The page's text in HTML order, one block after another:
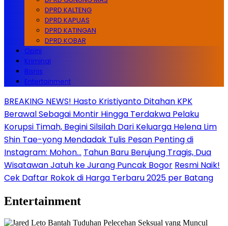
DPRD KALTENG
DPRD KAPUAS
DPRD KATINGAN
DPRD KOBAR
Opini
Kriminal
Bisnis
Entertainment
BREAKING NEWS! Hasto Kristiyanto Ditahan KPK
Berawal Sebagai Montir Hingga Terdakwa Pelaku
Korupsi Timah, Begini Silsilah Dari Keluarga Helena Lim
Shin Tae-yong Mendadak Tulis Pesan Penting di
Instagram: Mohon… Tahun Baru Berujung Tragis, Dua
Wisatawan Jatuh ke Jurang Puncak Bogor Resmi Naik!
Cek Daftar Rokok di Harga Terbaru 2025 per Batang
Entertainment